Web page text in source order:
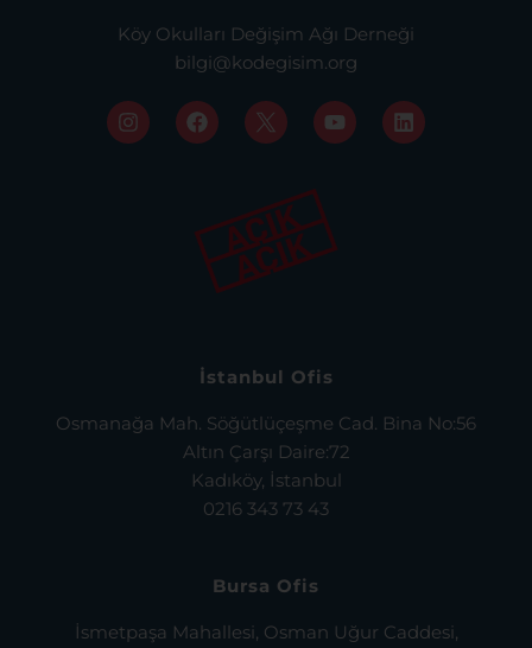
Köy Okulları Değişim Ağı Derneği
bilgi@kodegisim.org
İstanbul Ofis
Osmanağa Mah. Söğütlüçeşme Cad. Bina No:56
Altın Çarşı Daire:72
Kadıköy, İstanbul
0216 343 73 43
Bursa Ofis
İsmetpaşa Mahallesi, Osman Uğur Caddesi,